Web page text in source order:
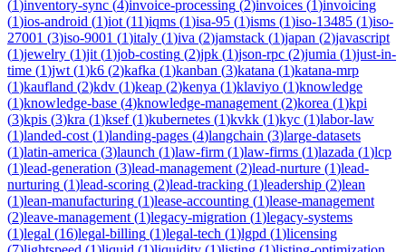
(1)inventory-sync (4)invoice-processing (2)invoices (1)invoicing
(1)ios-android (1)iot (11)iqms (1)isa-95 (1)isms (1)iso-13485 (1)iso-
27001 (3)iso-9001 (1)italy (1)iva (2)jamstack (1)japan (2)javascript
(1)jewelry (1)jit (1)job-costing (2)jpk (1)json-rpc (2)jumia (1)just-in-
time (1)jwt (1)k6 (2)kafka (1)kanban (3)katana (1)katana-mrp
(1)kaufland (2)kdv (1)keap (2)kenya (1)klaviyo (1)knowledge
(1)knowledge-base (4)knowledge-management (2)korea (1)kpi
(3)kpis (3)kra (1)ksef(1)kubernetes (1)kvkk (1)kyc (1)labor-law
(1)landed-cost (1)landing-pages (4)langchain (3)large-datasets
(1)latin-america (3)launch (1)law-firm (1)law-firms (1)lazada (1)lcp
(1)lead-generation (3)lead-management (2)lead-nurture (1)lead-
nurturing (1)lead-scoring (2)lead-tracking (1)leadership (2)lean
(1)lean-manufacturing (1)lease-accounting (1)lease-management
(2)leave-management (1)legacy-migration (1)legacy-systems
(1)legal (16)legal-billing (1)legal-tech (1)lgpd (1)licensing